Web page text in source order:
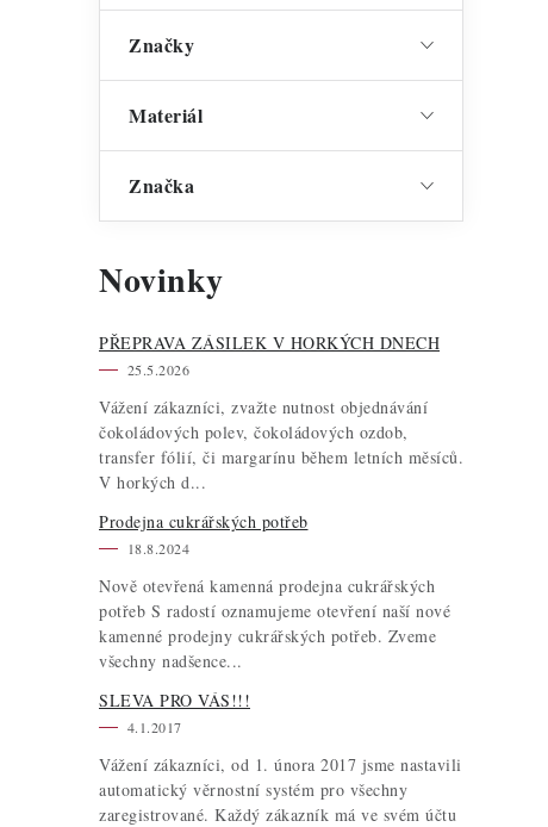
Značky
Materiál
Značka
Novinky
PŘEPRAVA ZÁSILEK V HORKÝCH DNECH
25.5.2026
Vážení zákazníci, zvažte nutnost objednávání
čokoládových polev, čokoládových ozdob,
transfer fólií, či margarínu během letních měsíců.
V horkých d...
Prodejna cukrářských potřeb
18.8.2024
Nově otevřená kamenná prodejna cukrářských
potřeb S radostí oznamujeme otevření naší nové
kamenné prodejny cukrářských potřeb. Zveme
všechny nadšence...
SLEVA PRO VÁS!!!
4.1.2017
Vážení zákazníci, od 1. února 2017 jsme nastavili
automatický věrnostní systém pro všechny
zaregistrované. Každý zákazník má ve svém účtu